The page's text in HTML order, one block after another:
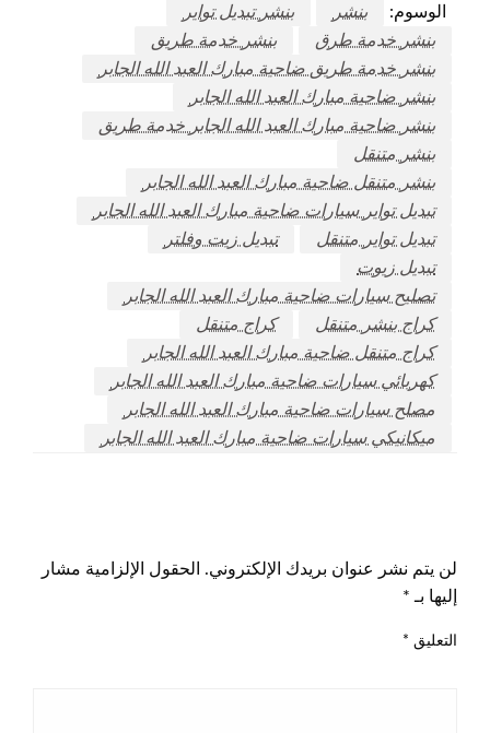
الوسوم: بنشر
بنشر تبديل تواير
بنشر خدمة طرق
بنشر خدمة طريق
بنشر خدمة طريق ضاحية مبارك العبد الله الجابر
بنشر ضاحية مبارك العبد الله الجابر
بنشر ضاحية مبارك العبد الله الجابر خدمة طريق
بنشر متنقل
بنشر متنقل ضاحية مبارك العبد الله الجابر
تبديل تواير سيارات ضاحية مبارك العبد الله الجابر
تبديل تواير متنقل
تبديل زيت وفلتر
تبديل زيوت
تصليح سيارات ضاحية مبارك العبد الله الجابر
كراج بنشر متنقل
كراج متنقل
كراج متنقل ضاحية مبارك العبد الله الجابر
كهربائي سيارات ضاحية مبارك العبد الله الجابر
مصلح سيارات ضاحية مبارك العبد الله الجابر
ميكانيكي سيارات ضاحية مبارك العبد الله الجابر
لن يتم نشر عنوان بريدك الإلكتروني.
الحقول الإلزامية مشار
إليها بـ *
التعليق *